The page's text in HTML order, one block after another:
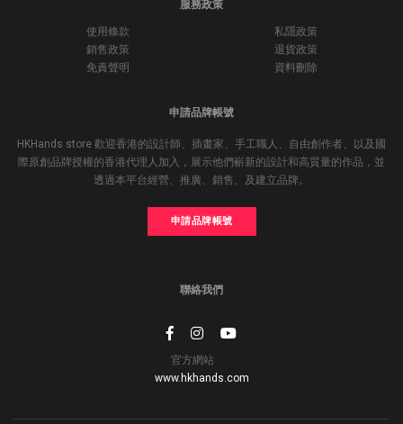
服務政策
使用條款
私隱政策
銷售政策
退貨政策
免責聲明
資料刪除
申請品牌帳號
HKHands store 歡迎香港的設計師、插畫家、手工職人、自由創作者、以及國
際原創品牌授權的香港代理人加入，展示他們嶄新的設計和高質量的作品，並
透過本平台經營、推廣、銷售、及建立品牌。
申請品牌帳號
聯絡我們
官方網站
www.hkhands.com